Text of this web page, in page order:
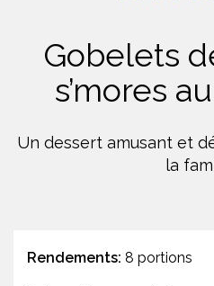
Gobelets
s’mores
Un dessert amusant et
la
Rendements: 8 portions